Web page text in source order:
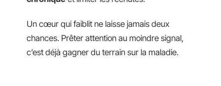
Un cœur qui faiblit ne laisse jamais deux
chances. Prêter attention au moindre signal,
c’est déjà gagner du terrain sur la maladie.